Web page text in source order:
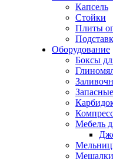
Капсель
Стойки
Плиты
Оборудование
Боксы
Мебель
Мешалки